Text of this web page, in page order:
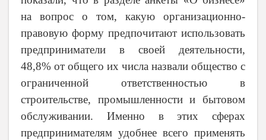
на вопрос о том, какую организационно-
правовую форму предпочитают использовать
предприниматели в своей деятельности,
48,8% от общего их числа назвали общество с
ограниченной ответственностью в
строительстве, промышленности и бытовом
обслуживании. Именно в этих сферах
предпринимателям удобнее всего применять